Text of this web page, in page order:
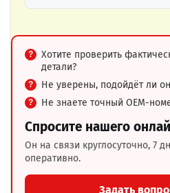
Хотите проверить
детали?
Не уверены, подойдёт ли
Не знаете точный OEM-
Спросите нашего
Он на связи круглосуточно, 7
оперативно.
Задать